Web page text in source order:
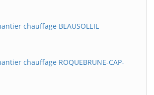
chauffage BEAUSOLEIL
chauffage ROQUEBRUNE-CAP-